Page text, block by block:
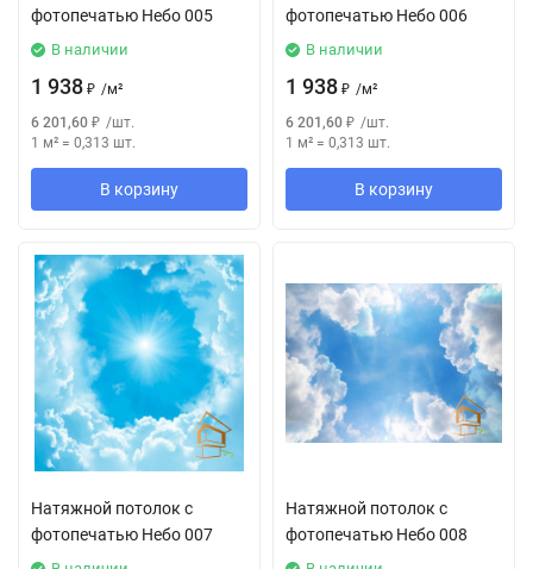
фотопечатью Небо 005
В наличии
1 938 ₽ /м²
6 201,60 ₽ /шт.
1 м² = 0,313 шт.
В корзину
фотопечатью Небо 006
В наличии
1 938 ₽ /м²
6 201,60 ₽ /шт.
1 м² = 0,313 шт.
В корзину
Натяжной потолок с
фотопечатью Небо 007
Натяжной потолок с
фотопечатью Небо 008